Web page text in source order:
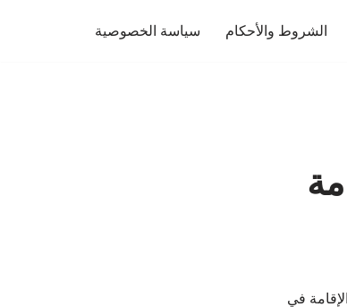
الشروط والأحكام سياسة الخصوصية
في